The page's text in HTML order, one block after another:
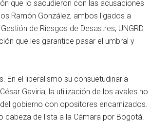
que lo sacudieron con las acusaciones
Ramón González, ambos ligados a
de Riesgos de Desastres, UNGRD.
que les garantice pasar el umbral y
En el liberalismo su consuetudinaria
Gaviria, la utilización de los avales no
gobierno con opositores encarnizados.
cabeza de lista a la Cámara por Bogotá.